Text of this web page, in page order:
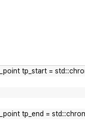
tp_start =
tp_end =